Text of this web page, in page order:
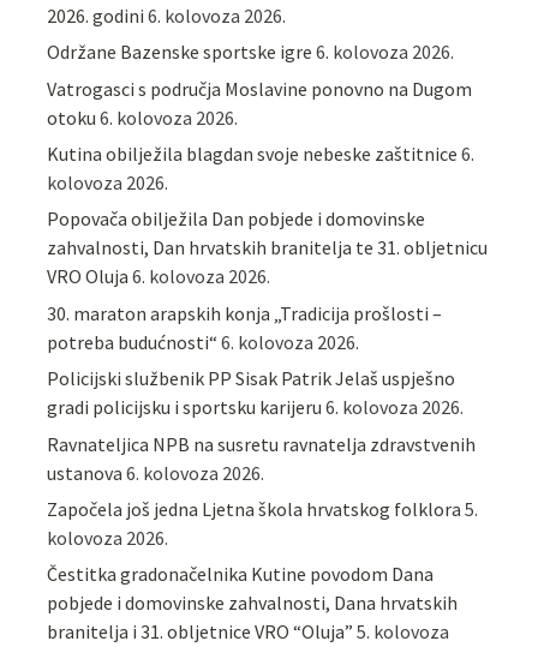
2026. godini 6. kolovoza 2026.
Održane Bazenske sportske igre 6. kolovoza 2026.
Vatrogasci s područja Moslavine ponovno na Dugom
otoku 6. kolovoza 2026.
Kutina obilježila blagdan svoje nebeske zaštitnice 6.
kolovoza 2026.
Popovača obilježila Dan pobjede i domovinske
zahvalnosti, Dan hrvatskih branitelja te 31. obljetnicu
VRO Oluja 6. kolovoza 2026.
30. maraton arapskih konja „Tradicija prošlosti –
potreba budućnosti“ 6. kolovoza 2026.
Policijski službenik PP Sisak Patrik Jelaš uspješno
gradi policijsku i sportsku karijeru 6. kolovoza 2026.
Ravnateljica NPB na susretu ravnatelja zdravstvenih
ustanova 6. kolovoza 2026.
Započela još jedna Ljetna škola hrvatskog folklora 5.
kolovoza 2026.
Čestitka gradonačelnika Kutine povodom Dana
pobjede i domovinske zahvalnosti, Dana hrvatskih
branitelja i 31. obljetnice VRO “Oluja” 5. kolovoza